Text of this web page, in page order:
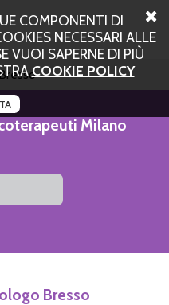
COMPONENTI DI
NECESSARI ALLE
VUOI SAPERNE DI PIÙ
COOKIE POLICY
Milano
Bresso